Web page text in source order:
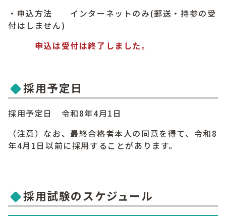
・申込方法 インターネットのみ(郵送・持参の受
付はしません)
申込は受付は終了しました。
採用予定日
採用予定日 令和8年4月1日
（注意）なお、最終合格者本人の同意を得て、令和8
年4月1日以前に採用することがあります。
採用試験のスケジュール